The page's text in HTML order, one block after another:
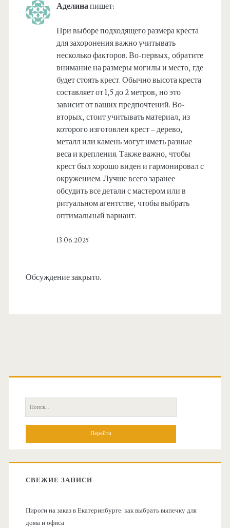
Аделинапишет:
При выборе подходящего размера креста
для захоронения важно учитывать
несколько факторов. Во-первых, обратите
внимание на размеры могилы и место, где
будет стоять крест. Обычно высота креста
составляет от 1,5 до 2 метров, но это
зависит от ваших предпочтений. Во-
вторых, стоит учитывать материал, из
которого изготовлен крест – дерево,
металл или камень могут иметь разные
веса и крепления. Также важно, чтобы
крест был хорошо виден и гармонировал с
окружением. Лучше всего заранее
обсудить все детали с мастером или в
ритуальном агентстве, чтобы выбрать
оптимальный вариант.
13.06.2025
Обсуждение закрыто.
О
П
о
с
:
СВЕЖИЕ ЗАПИСИ
Пироги на заказ в Екатеринбурге: как выбрать выпечку для
дома и офиса